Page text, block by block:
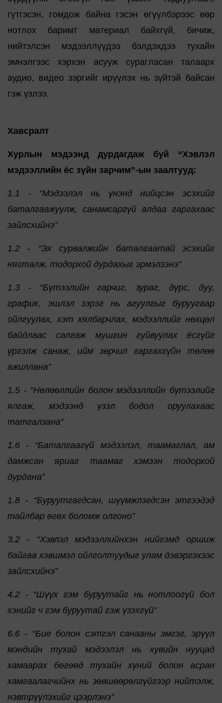
гүтгэсэн, гомдож байна гэсэн өгүүлбэрээс өөр
нотлох баримт материал байхгүй, бичиж,
нийтэлсэн мэдээллүүдээ бэлдэхдээ тухайн
эмнэлгээс хэрхэн асууж сурагласан талаарх
аудио, видео зэргийг ирүүлэх нь зүйтэй байсан
гэж үзлээ.
Хавсралт
Хурлын мэдээнд дурдагдаж буй “Хэвлэл
мэдээллийн ёс зүйн зарчим”-ын заалтууд:
1.1 - “Мэдээлэл нь үнэнд нийцсэн эсэхийг
баталгаажуулж, санамсаргүй алдаа гаргахаас
зайлсхийнэ”
1.2 - “Эх сурвалжийн баталгаатай эсэхийг
нягталж, тодорхой дурдахыг эрмэлзэнэ”
1.3 - “Бүтээлийн гарчиг, зураг, дүрс, дуу,
график, эшлэл зэрэг нь агуулгыг буруугаар
ойлгуулах, хэт хялбарчлах, мэдээллийг нөхцөл
байдлаас салгаж мушгин гуйвуулах ёсгүйг
үргэлж санаж, ийм зөрчил гаргахгүйн төлөө
ажиллана”
1.5 - “Нөлөөллийн болон мэдээллийн бүтээлийг
ялгаж, мэдээнд үзэл бодол оруулахаас
татгалзана”
1.6 - “Баталгаагүй мэдээлэл, таамаглал, ам
дамжсан яриаг таамаг хэмээн тодорхой
дурдана”
1.8 - “Буруутгагдсан, шүүмжлэгдсэн этгээдэд
тайлбар өгөх боломж олгоно”
3.2 - “Хэвлэл мэдээллийнхэн нийгэмд оршиж
байгаа хэвшмэл ойлголтуудыг улам дэвэргэхээс
зайлсхийнэ”
4.2 - “Шүүх гэм буруутайг нь нотлоогүй бол
хэнийг ч гэм буруутай гэж үзэхгүй”
6.6 - “Бие болон сэтгэл санааны эмгэг, эрүүл
мэндийн тухай мэдээлэл нь хувийн нууцад
хамаарах бөгөөд тухайн хүний болон асран
хамгаалагчийнх нь зөвшөөрөлгүйгээр нийтэлж,
нэвтрүүлэхийг цээрлэнэ”